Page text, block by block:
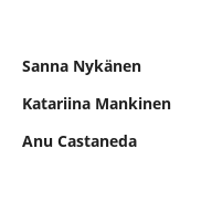
Sanna Nykänen
Katariina Mankinen
Anu Castaneda